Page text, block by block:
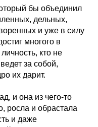
бы объединил
дельных,
и уже в силу
многого в
кто не
за собой,
их дарит.
и она из чего-то
росла и обрастала
и даже